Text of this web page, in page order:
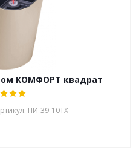
КОМФОРТ квадрат
ПИ-39-10ТХ